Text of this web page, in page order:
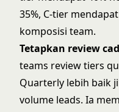
35%, C-tier
komposisi team.
Tetapkan review
teams review tiers
Quarterly lebih baik
volume leads. Ia